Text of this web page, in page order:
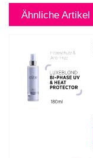
Ähnliche Artikel